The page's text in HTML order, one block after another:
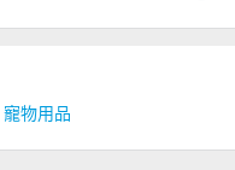
寵物用品